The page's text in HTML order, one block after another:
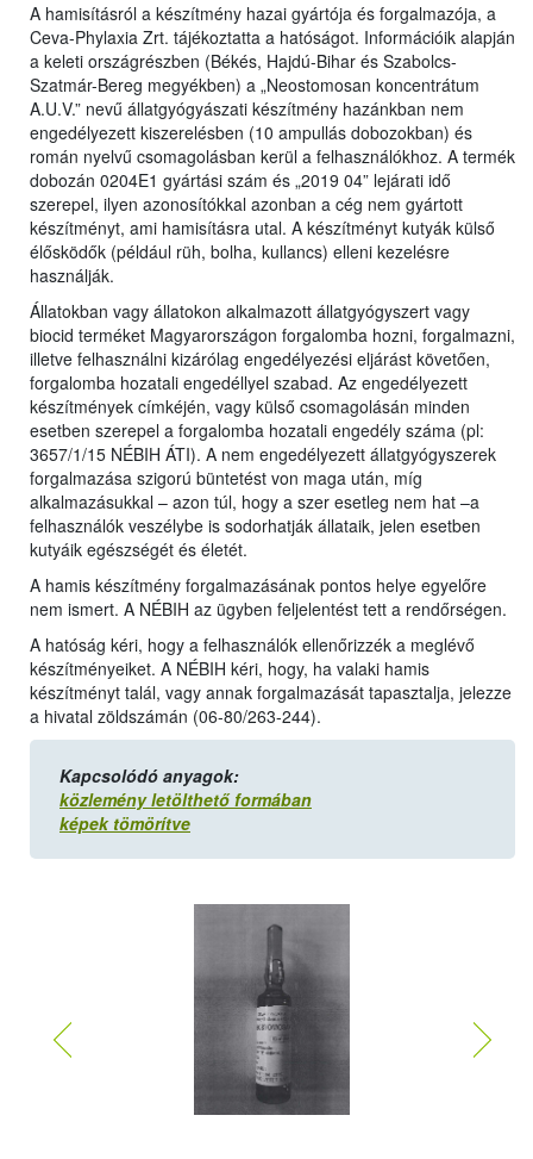
A hamisításról a készítmény hazai gyártója és forgalmazója, a
Ceva-Phylaxia Zrt. tájékoztatta a hatóságot. Információik alapján
a keleti országrészben (Békés, Hajdú-Bihar és Szabolcs-
Szatmár-Bereg megyékben) a „Neostomosan koncentrátum
A.U.V.” nevű állatgyógyászati készítmény hazánkban nem
engedélyezett kiszerelésben (10 ampullás dobozokban) és
román nyelvű csomagolásban kerül a felhasználókhoz. A termék
dobozán 0204E1 gyártási szám és „2019 04” lejárati idő
szerepel, ilyen azonosítókkal azonban a cég nem gyártott
készítményt, ami hamisításra utal. A készítményt kutyák külső
élősködők (például rüh, bolha, kullancs) elleni kezelésre
használják.
Állatokban vagy állatokon alkalmazott állatgyógyszert vagy
biocid terméket Magyarországon forgalomba hozni, forgalmazni,
illetve felhasználni kizárólag engedélyezési eljárást követően,
forgalomba hozatali engedéllyel szabad. Az engedélyezett
készítmények címkéjén, vagy külső csomagolásán minden
esetben szerepel a forgalomba hozatali engedély száma (pl:
3657/1/15 NÉBIH ÁTI). A nem engedélyezett állatgyógyszerek
forgalmazása szigorú büntetést von maga után, míg
alkalmazásukkal – azon túl, hogy a szer esetleg nem hat –a
felhasználók veszélybe is sodorhatják állataik, jelen esetben
kutyáik egészségét és életét.
A hamis készítmény forgalmazásának pontos helye egyelőre
nem ismert. A NÉBIH az ügyben feljelentést tett a rendőrségen.
A hatóság kéri, hogy a felhasználók ellenőrizzék a meglévő
készítményeiket. A NÉBIH kéri, hogy, ha valaki hamis
készítményt talál, vagy annak forgalmazását tapasztalja, jelezze
a hivatal zöldszámán (06-80/263-244).
Kapcsolódó anyagok:
közlemény letölthető formában
képek tömörítve